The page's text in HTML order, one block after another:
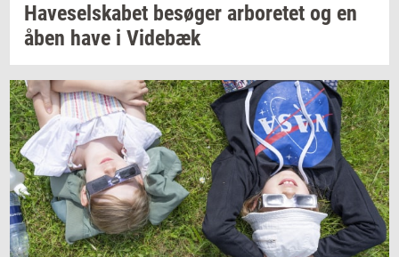
Ha­ve­sel­ska­bet be­sø­ger ar­bo­re­tet og en
åben have i Vi­de­bæk